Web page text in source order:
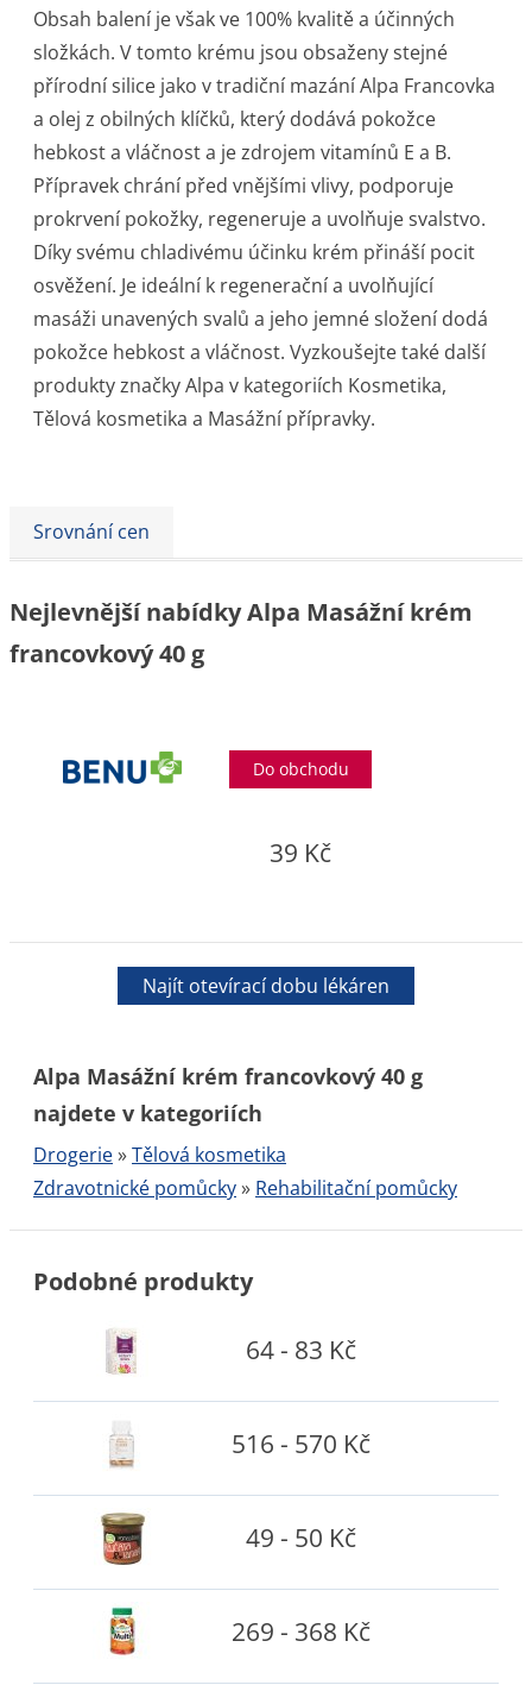
Obsah balení je však ve 100% kvalitě a účinných
složkách. V tomto krému jsou obsaženy stejné
přírodní silice jako v tradiční mazání Alpa Francovka
a olej z obilných klíčků, který dodává pokožce
hebkost a vláčnost a je zdrojem vitamínů E a B.
Přípravek chrání před vnějšími vlivy, podporuje
prokrvení pokožky, regeneruje a uvolňuje svalstvo.
Díky svému chladivému účinku krém přináší pocit
osvěžení. Je ideální k regenerační a uvolňující
masáži unavených svalů a jeho jemné složení dodá
pokožce hebkost a vláčnost. Vyzkoušejte také další
produkty značky Alpa v kategoriích Kosmetika,
Tělová kosmetika a Masážní přípravky.
Srovnání cen
Nejlevnější nabídky Alpa Masážní krém
francovkový 40 g
Do obchodu
39 Kč
Najít otevírací dobu lékáren
Alpa Masážní krém francovkový 40 g
najdete v kategoriích
Drogerie»Tělová kosmetika
Zdravotnické pomůcky» Rehabilitační pomůcky
Podobné produkty
64 - 83 Kč
516 - 570 Kč
49 - 50 Kč
269 - 368 Kč